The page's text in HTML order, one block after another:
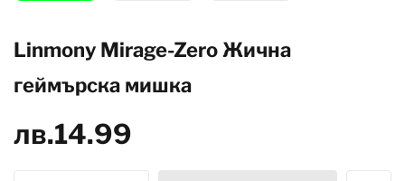
Linmony Mirage-Zero Жична
геймърска мишка
лв.14.99